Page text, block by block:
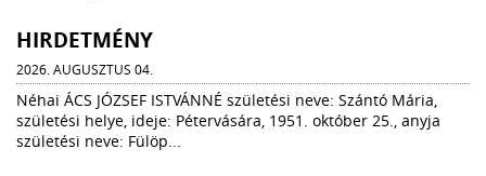
HIRDETMÉNY
2026. AUGUSZTUS 04.
Néhai ÁCS JÓZSEF ISTVÁNNÉ születési neve: Szántó Mária,
születési helye, ideje: Pétervására, 1951. október 25., anyja
születési neve: Fülöp...